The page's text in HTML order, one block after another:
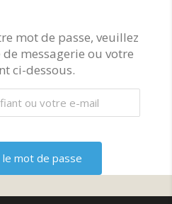
mot de passe, veuillez
messagerie ou votre
ci-dessous.